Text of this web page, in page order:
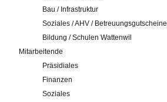
Bau / Infrastruktur
Soziales / AHV / Betreuungsgutscheine
Bildung / Schulen Wattenwil
Mitarbeitende
Präsidiales
Finanzen
Soziales